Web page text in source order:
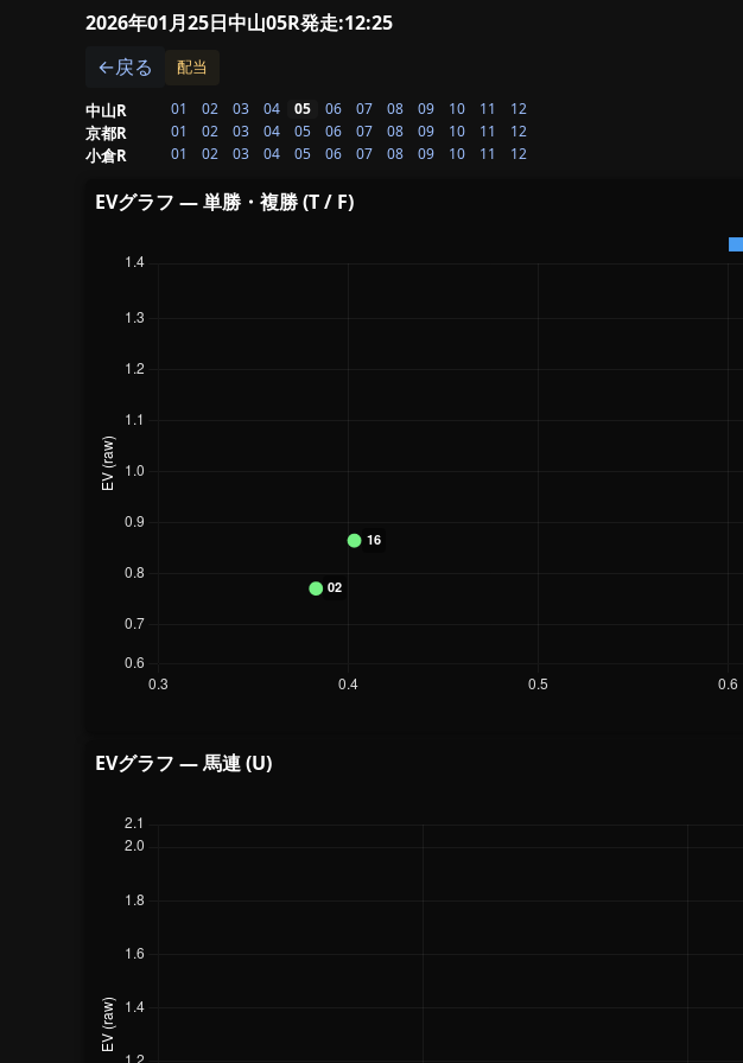
2026年01月25日中山05R発走:12:25
←戻る
配当
中山R 01 02 03 04 05 06 07 08 09 10 11 12
京都R 01 02 03 04 05 06 07 08 09 10 11 12
小倉R 01 02 03 04 05 06 07 08 09 10 11 12
EVグラフ — 単勝・複勝 (T / F)
EVグラフ — 馬連 (U)